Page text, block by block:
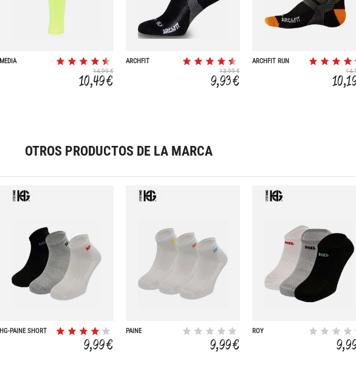
MEDIA
14,99 €
10,49 €
ARCHFIT
13,99 €
9,93 €
ARCHFIT RUN
OTROS PRODUCTOS DE LA MARCA
HG-PAINE SHORT
9,99 €
PAINE
9,99 €
ROY